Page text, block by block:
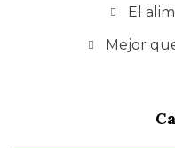
El
Mejor